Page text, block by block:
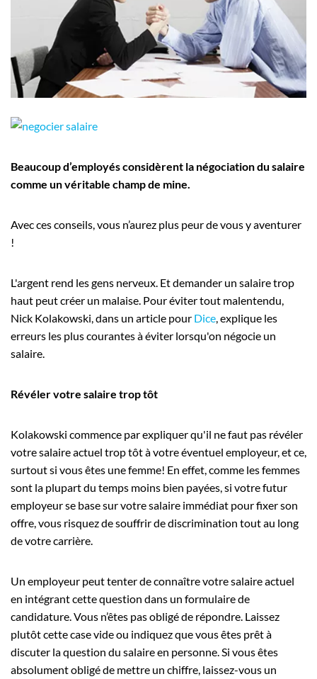
Employeurs
Publiez une offre d'emploi
Beaucoup d’employés considèrent la négociation du salaire
comme un véritable champ de mine.
Avec ces conseils, vous n’aurez plus peur de vous y aventurer
!
L'argent rend les gens nerveux. Et demander un salaire trop
haut peut créer un malaise. Pour éviter tout malentendu,
Nick Kolakowski, dans un article pour Dice, explique les
erreurs les plus courantes à éviter lorsqu'on négocie un
salaire.
Révéler votre salaire trop tôt
Kolakowski commence par expliquer qu'il ne faut pas révéler
votre salaire actuel trop tôt à votre éventuel employeur, et ce,
surtout si vous êtes une femme! En effet, comme les femmes
sont la plupart du temps moins bien payées, si votre futur
employeur se base sur votre salaire immédiat pour fixer son
offre, vous risquez de souffrir de discrimination tout au long
de votre carrière.
Un employeur peut tenter de connaître votre salaire actuel
en intégrant cette question dans un formulaire de
candidature. Vous n’êtes pas obligé de répondre. Laissez
plutôt cette case vide ou indiquez que vous êtes prêt à
discuter la question du salaire en personne. Si vous êtes
absolument obligé de mettre un chiffre, laissez-vous un